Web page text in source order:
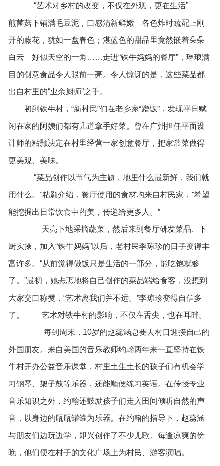
“艺术对乡村的改变，不仅在外观，更在生活”
煎菌菇下铺满毛豆泥，口感清新鲜嫩；各色炸时蔬配上刚
开的藤花，犹如一盘春色；湛蓝色的甜品里竟然嵌着朵朵
白云，好似天空的一角……走进“铁牛妈妈的餐厅”，琳琅满
目的创意食品令人眼前一亮。令人惊讶的是，这些菜品都
出自村里的“业余厨师”之手。
初到铁牛村，“新村民”们在老乡家“蹭饭”，发现平日赋
闲在家的阿姨们都有几道拿手好菜。曾在广州担任平面设
计师的粘颢决定在村里经营一家创意餐厅，把家常菜做得
更美观、美味。
“菜品创作以节气为主题，地里什么最新鲜，我们就
用什么。”粘颢介绍，餐厅使用的食材均来自村民家，“希望
能挖掘出日常饮食中的美，传递给更多人。”
天亮下地采摘蔬菜，然后来到餐厅研发菜品、下
厨实操，加入“铁牛妈妈”以后，老村民李琼珍的日子变得丰
富许多。“从前觉得做饭只是生活的一部分，能吃饱就够
了。”最初，她忐忑地将自己创作的菜品端给食客，没想到
大家交口称赞，“艺术离我们并不远。”李琼珍变得自信多
了。 艺术对铁牛村的影响，不仅在舌尖，也在耳畔。
每到周末，10岁的赵蕊涵总要去村口迎接自己的
外国朋友。来自美国的音乐教师约翰两年来一直坚持在铁
牛村开办公益音乐课堂，村里土生土长的孩子们有机会学
习钢琴、架子鼓等乐器，还能顺便练习英语。在传授专业
音乐知识之外，约翰还鼓励孩子们走入田间倾听自然的声
音，以身边的瓶瓶罐罐为乐器。在约翰的指导下，赵蕊涵
与朋友们边玩边学，即兴创作了不少儿歌。每逢凉爽的傍
晚，他们便在村子的文化广场上为村民、游客演唱。